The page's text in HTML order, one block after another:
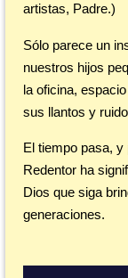
artistas, Padre.)
Sólo parece un
nuestros hijos
la oficina,
sus llantos y
El tiempo pasa,
Redentor ha
Dios que siga
generaciones.